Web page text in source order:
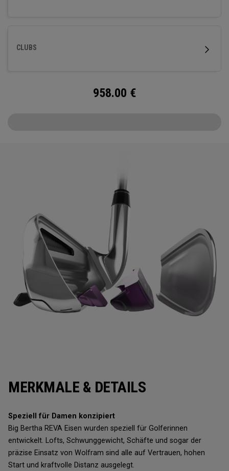
CLUBS
958.00 €
MERKMALE & DETAILS
Speziell für Damen konzipiert
Big Bertha REVA Eisen wurden speziell für Golferinnen
entwickelt. Lofts, Schwunggewicht, Schäfte und sogar der
präzise Einsatz von Wolfram sind alle auf Vertrauen, hohen
Start und kraftvolle Distanz ausgelegt.